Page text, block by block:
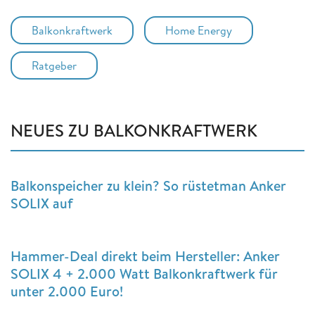
Balkonkraftwerk Home Energy
Ratgeber
NEUES ZU BALKONKRAFTWERK
Balkonspeicher zu klein? So rüstetman Anker
SOLIX auf
Hammer-Deal direkt beim Hersteller: Anker
SOLIX 4 + 2.000 Watt Balkonkraftwerk für
unter 2.000 Euro!